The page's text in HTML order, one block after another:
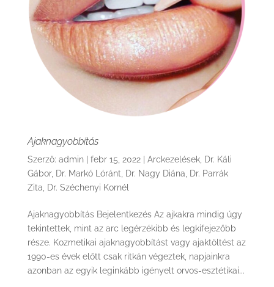
Ajaknagyobbítás
Szerző: admin| febr 15, 2022| Arckezelések, Dr. Káli
Gábor, Dr. Markó Lóránt Dr. Nagy Diána
Dr. Parrák
Zita
Dr. Széchenyi Kornél
Ajaknagyobbítás Bejelentkezés Az ajkakra mindig úgy
tekintettek, mint az arc legérzékibb és legkifejezőbb
része. Kozmetikai ajaknagyobbítást vagy ajaktöltést az
1990-es évek előtt csak ritkán végeztek, napjainkra
azonban az egyik leginkább igényelt orvos-esztétikai...